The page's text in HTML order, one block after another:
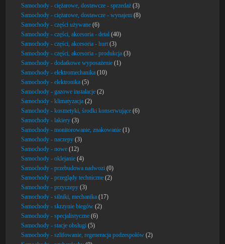
Samochody - ciężarowe, dostawcze - sprzedaż (3)
Samochody - ciężarowe, dostawcze - wynajem (8)
Samochody - części używane (6)
Samochody - części, akcesoria - detal (40)
Samochody - części, akcesoria - hurt (3)
Samochody - części, akcesoria - produkcja (3)
Samochody - dodatkowe wyposażenie (1)
Samochody - elektromechanika (10)
Samochody - elektronika (5)
Samochody - gazowe instalacje (2)
Samochody - klimatyzacja (2)
Samochody - kosmetyki, środki konserwujące (6)
Samochody - lakiery (3)
Samochody - monitorowanie, znakowanie (1)
Samochody - naczepy (3)
Samochody - nowe (12)
Samochody - oklejanie (4)
Samochody - przebudowa nadwozi (0)
Samochody - przeglądy techniczne (2)
Samochody - przyczepy (3)
Samochody - silniki, mechanika (17)
Samochody - skrzynie biegów (2)
Samochody - specjalistyczne (6)
Samochody - stacje obsługi (5)
Samochody - szlifowanie, regeneracja podzespołów (2)